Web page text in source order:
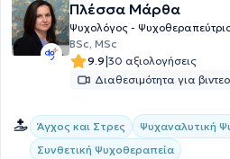
Πλέσσα Μάρθα
Ψυχολόγος -
BSc, MSc
9.9|30 αξιολογήσεις
Διαθεσιμότητα για
Άγχος και Στρες
Ψυχαναλυτική
Συνθετική Ψυχοθεραπεία